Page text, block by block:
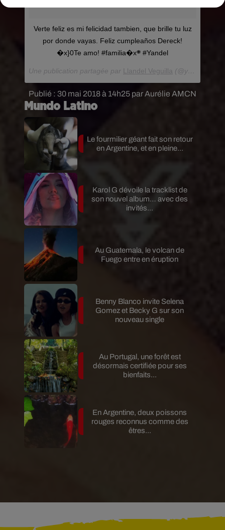
Publié : 30 mai 2018 à 14h25 par Aurélie AMCN
Verte feliz es mi felicidad tambien, que brille tu luz
por donde vayas. Feliz cumpleaños Dereck!
�x}0Te amo! #familia�x܍ #Yandel
Une publication partagée par Llandel Veguilla (@yandel) le
Mundo Latino
Le fourmilier géant fait son retour
en Argentine, et en pleine...
Karol G dévoile la tracklist de
son nouvel album… avec des
invités...
Au Guatemala, le volcan de
Fuego entre en éruption
Benny Blanco invite Selena
Gomez et Becky G sur son
nouveau single
Au Portugal, une forêt est
désormais certifiée pour ses
bienfaits...
En Argentine, deux poissons
rouges reconnus comme des
êtres...